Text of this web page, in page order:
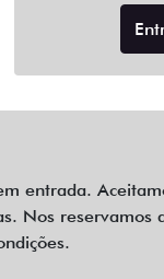
entrada.
Nos reservamos